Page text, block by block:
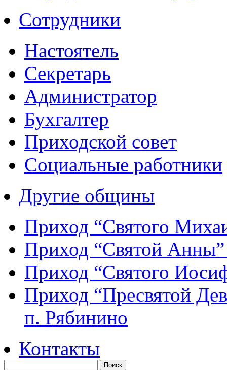
Сотрудники
Настоятель
Секретарь
Администратор
Бухгалтер
Приходской совет
Социальные работники
Другие общины
Приход “Святого
Приход “Святой
Приход “Святого
Приход “Пресвятой
п. Рябинино
Контакты